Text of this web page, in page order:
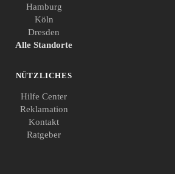
Hamburg
Köln
Dresden
Alle Standorte
NÜTZLICHES
Hilfe Center
Reklamation
Kontakt
Ratgeber